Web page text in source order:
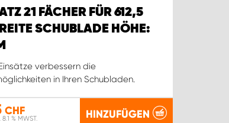
21 FÄCHER FÜR 612,5
SCHUBLADE HÖHE:
verbessern die
in Ihren Schubladen.
CHF
8.1 % MWST. HINZUFÜGEN